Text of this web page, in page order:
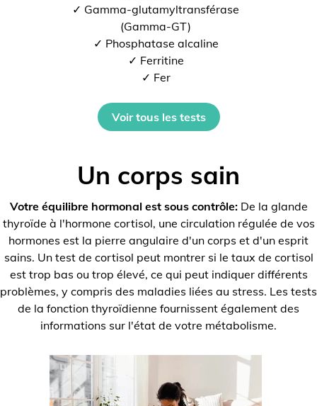
✓ Gamma-glutamyltransférase
(Gamma-GT)
✓ Phosphatase alcaline
✓ Ferritine
✓ Fer
Voir tous les tests
Un corps sain
Votre équilibre hormonal est sous contrôle:De la glande
thyroïde à l'hormone cortisol, une circulation régulée de vos
hormones est la pierre angulaire d'un corps et d'un esprit
sains. Un test de cortisol peut montrer si le taux de cortisol
est trop bas ou trop élevé, ce qui peut indiquer différents
problèmes, y compris des maladies liées au stress. Les tests
de la fonction thyroïdienne fournissent également des
informations sur l'état de votre métabolisme.